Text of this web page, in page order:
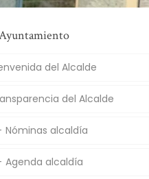
del Alcalde
del Alcalde
Nóminas alcaldía
Agenda alcaldía